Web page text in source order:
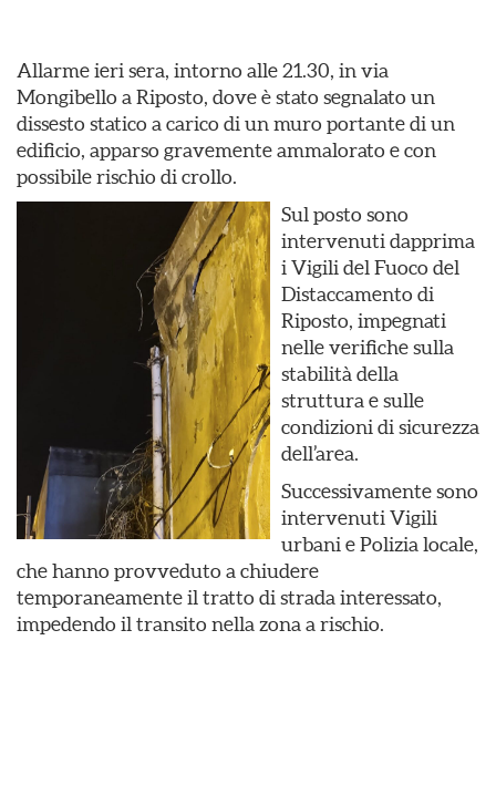
Allarme ieri sera, intorno alle 21.30, in via
Mongibello a Riposto, dove è stato segnalato un
dissesto statico a carico di un muro portante di un
edificio, apparso gravemente ammalorato e con
possibile rischio di crollo.
Sul posto sono
intervenuti dapprima
i Vigili del Fuoco del
Distaccamento di
Riposto, impegnati
nelle verifiche sulla
stabilità della
struttura e sulle
condizioni di sicurezza
dell’area.
Successivamente sono
intervenuti Vigili
urbani e Polizia locale,
che hanno provveduto a chiudere
temporaneamente il tratto di strada interessato,
impedendo il transito nella zona a rischio.